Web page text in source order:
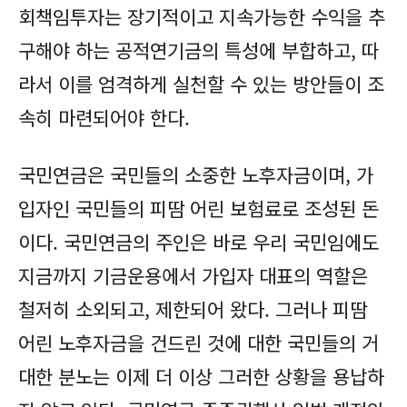
회책임투자는 장기적이고 지속가능한 수익을 추
구해야 하는 공적연기금의 특성에 부합하고, 따
라서 이를 엄격하게 실천할 수 있는 방안들이 조
속히 마련되어야 한다.
국민연금은 국민들의 소중한 노후자금이며, 가
입자인 국민들의 피땀 어린 보험료로 조성된 돈
이다. 국민연금의 주인은 바로 우리 국민임에도
지금까지 기금운용에서 가입자 대표의 역할은
철저히 소외되고, 제한되어 왔다. 그러나 피땀
어린 노후자금을 건드린 것에 대한 국민들의 거
대한 분노는 이제 더 이상 그러한 상황을 용납하